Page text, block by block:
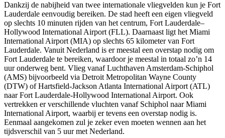
Dankzij de nabijheid van twee internationale vliegvelden kun je Fort
Lauderdale eenvoudig bereiken. De stad heeft een eigen vliegveld
op slechts 10 minuten rijden van het centrum, Fort Lauderdale–
Hollywood International Airport (FLL). Daarnaast ligt het Miami
International Airport (MIA) op slechts 65 kilometer van Fort
Lauderdale. Vanuit Nederland is er meestal een overstap nodig om
Fort Lauderdale te bereiken, waardoor je meestal in totaal zo’n 14
uur onderweg bent. Vlieg vanaf Luchthaven Amsterdam-Schiphol
(AMS) bijvoorbeeld via Detroit Metropolitan Wayne County
(DTW) of Hartsfield-Jackson Atlanta International Airport (ATL)
naar Fort Lauderdale-Hollywood International Airport. Ook
vertrekken er verschillende vluchten vanaf Schiphol naar Miami
International Airport, waarbij er tevens een overstap nodig is.
Eenmaal aangekomen zul je zeker even moeten wennen aan het
tijdsverschil van 5 uur met Nederland.